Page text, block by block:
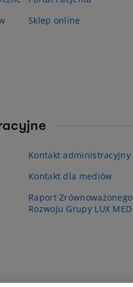
Sklep online
Kontakt administracyjny
Kontakt dla mediów
Raport Zrównoważonego
Rozwoju Grupy LUX MED